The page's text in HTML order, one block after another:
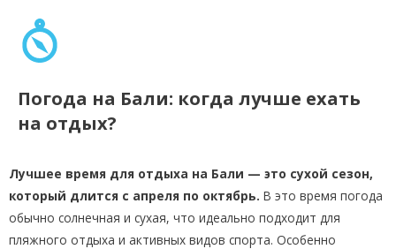
Погода на Бали: когда лучше ехать
на отдых?
Лучшее время для отдыха на Бали — это сухой сезон,
который длится с апреля по октябрь. В это время погода
обычно солнечная и сухая, что идеально подходит для
пляжного отдыха и активных видов спорта. Особенно